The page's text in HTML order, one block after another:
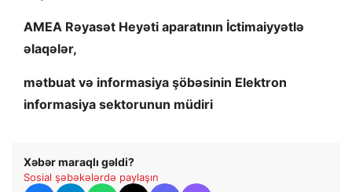
AMEA Rəyasət Heyəti aparatının İctimaiyyətlə
əlaqələr,
mətbuat və informasiya şöbəsinin Elektron
informasiya sektorunun müdiri
Xəbər maraqlı gəldi?
Sosial şəbəkələrdə paylaşın